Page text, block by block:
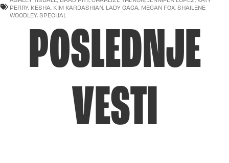
PERRY, KESHA, KIM KARDASHIAN, LADY GAGA, MEGAN FOX, SHAILENE
WOODLEY, SPECIJAL
POSLEDNJE
VESTI